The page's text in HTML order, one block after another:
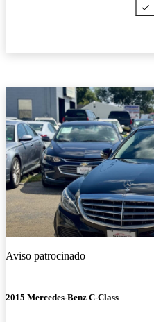
Aviso patrocinado
2015 Mercedes-Benz C-Class